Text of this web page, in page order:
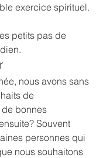
exercice spirituel.
petits pas de
nous avons sans
de
bonnes
Souvent
personnes qui
nous souhaitons